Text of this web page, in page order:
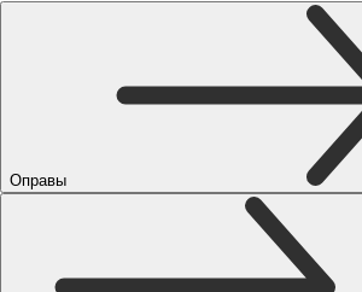
Оправы